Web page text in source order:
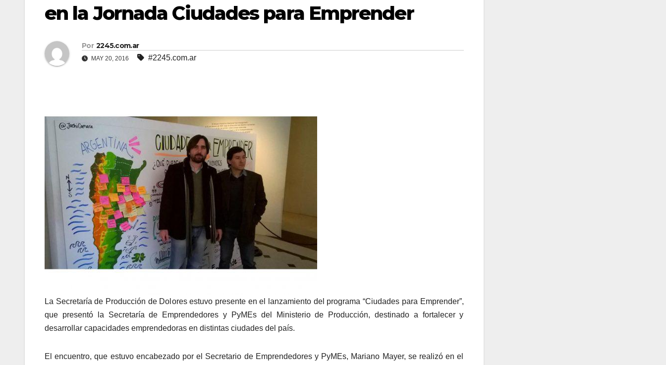
en la Jornada Ciudades para Emprender
Por 2245.com.ar
MAY 20, 2016 #2245.com.ar
La Secretaría de Producción de Dolores estuvo presente en el lanzamiento del programa “Ciudades para Emprender”,
que presentó la Secretaría de Emprendedores y PyMEs del Ministerio de Producción, destinado a fortalecer y
desarrollar capacidades emprendedoras en distintas ciudades del país.
El encuentro, que estuvo encabezado por el Secretario de Emprendedores y PyMEs, Mariano Mayer, se realizó en el